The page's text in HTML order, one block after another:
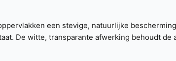
een stevige, natuurlijke
De witte, transparante afwerking behoudt